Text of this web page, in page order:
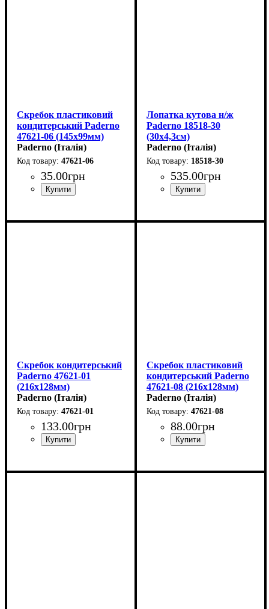
Скребок пластиковий
кондитерський Paderno
47621-06 (145х99мм)
Paderno (Італія)
47621-06
35.00грн
Лопатка кутова н/ж
Paderno 18518-30
(30х4,3см)
Paderno (Італія)
18518-30
535.00грн
Скребок кондитерський
Paderno 47621-01
(216х128мм)
Paderno (Італія)
47621-01
133.00грн
Скребок пластиковий
кондитерський Paderno
47621-08 (216х128мм)
Paderno (Італія)
47621-08
88.00грн